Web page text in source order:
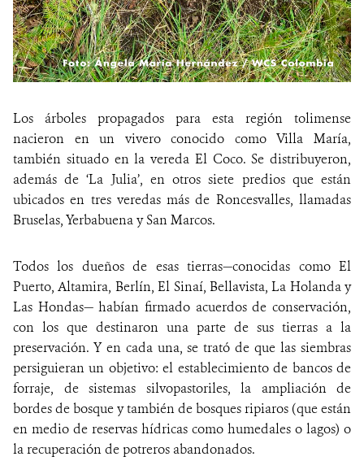
Los árboles propagados para esta región tolimense
nacieron en un vivero conocido como Villa María,
también situado en la vereda El Coco. Se distribuyeron,
además de ‘La Julia’, en otros siete predios que están
ubicados en tres veredas más de Roncesvalles, llamadas
Bruselas, Yerbabuena y San Marcos.
Todos los dueños de esas tierras—conocidas como El
Puerto, Altamira, Berlín, El Sinaí, Bellavista, La Holanda y
Las Hondas— habían firmado acuerdos de conservación,
con los que destinaron una parte de sus tierras a la
preservación. Y en cada una, se trató de que las siembras
persiguieran un objetivo: el establecimiento de bancos de
forraje, de sistemas silvopastoriles, la ampliación de
bordes de bosque y también de bosques ripiaros (que están
en medio de reservas hídricas como humedales o lagos) o
la recuperación de potreros abandonados.